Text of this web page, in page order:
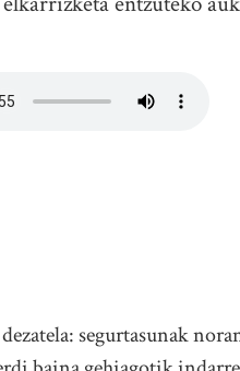
segurtasunak